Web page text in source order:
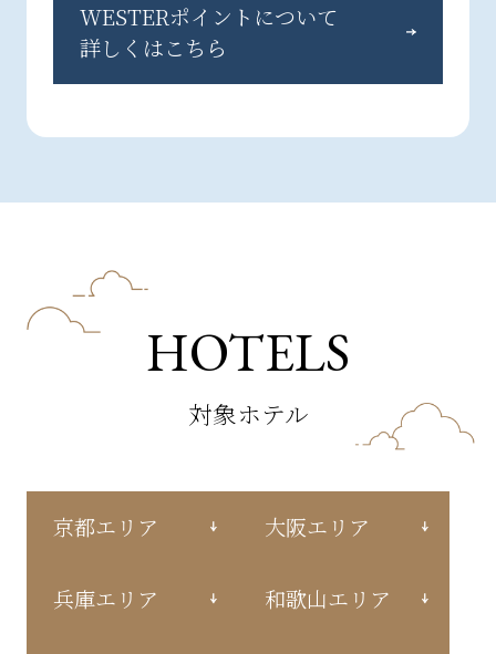
WESTERポイントについて
詳しくはこちら
HOTELS
対象ホテル
京都エリア 大阪エリア
兵庫エリア 和歌山エリア